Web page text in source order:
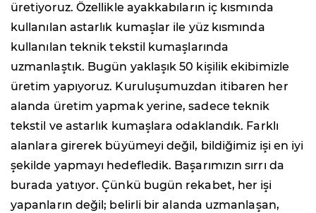
üretiyoruz. Özellikle ayakkabıların iç kısmında
kullanılan astarlık kumaşlar ile yüz kısmında
kullanılan teknik tekstil kumaşlarında
uzmanlaştık. Bugün yaklaşık 50 kişilik ekibimizle
üretim yapıyoruz. Kuruluşumuzdan itibaren her
alanda üretim yapmak yerine, sadece teknik
tekstil ve astarlık kumaşlara odaklandık. Farklı
alanlara girerek büyümeyi değil, bildiğimiz işi en iyi
şekilde yapmayı hedefledik. Başarımızın sırrı da
burada yatıyor. Çünkü bugün rekabet, her işi
yapanların değil; belirli bir alanda uzmanlaşan,